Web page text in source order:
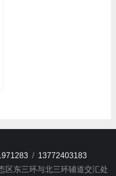
/ 13772403183
区东三环与北三环辅道交汇处